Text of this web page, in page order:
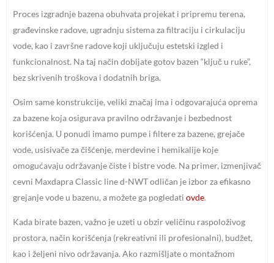
Proces izgradnje bazena obuhvata projekat i pripremu terena,
građevinske radove, ugradnju sistema za filtraciju i cirkulaciju
vode, kao i završne radove koji uključuju estetski izgled i
funkcionalnost. Na taj način dobijate gotov bazen “ključ u ruke”,
bez skrivenih troškova i dodatnih briga.
Osim same konstrukcije, veliki značaj ima i odgovarajuća oprema
za bazene koja osigurava pravilno održavanje i bezbednost
korišćenja. U ponudi imamo pumpe i filtere za bazene, grejače
vode, usisivače za čišćenje, merdevine i hemikalije koje
omogućavaju održavanje čiste i bistre vode. Na primer, izmenjivač
cevni Maxdapra Classic line d-NWT odličan je izbor za efikasno
grejanje vode u bazenu, a možete ga pogledati ovde.
Kada birate bazen, važno je uzeti u obzir veličinu raspoloživog
prostora, način korišćenja (rekreativni ili profesionalni), budžet,
kao i željeni nivo održavanja. Ako razmišljate o montažnom